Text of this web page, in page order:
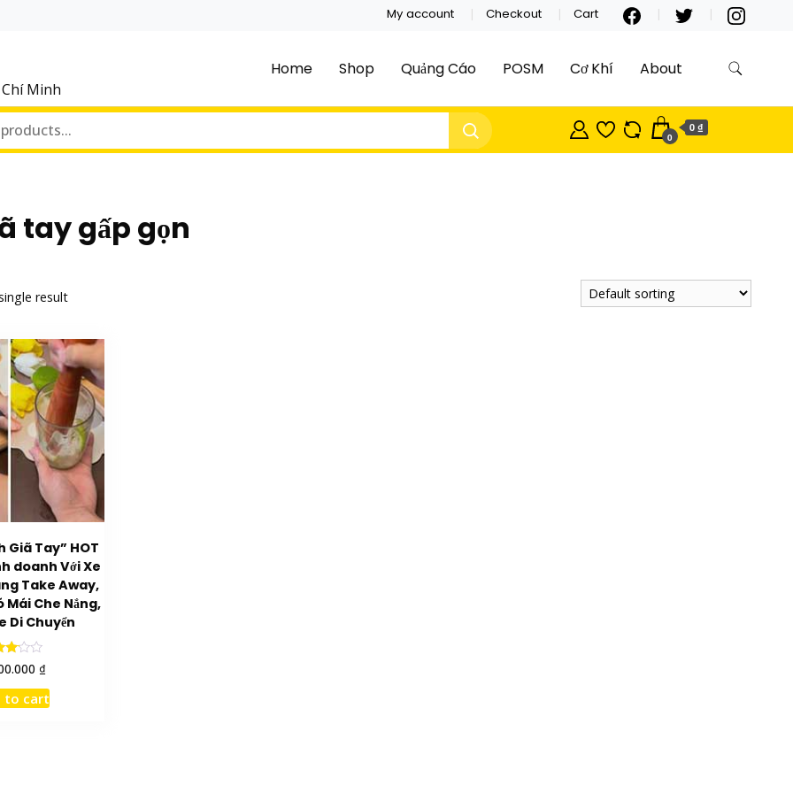
My account Checkout Cart
Minh
Home Shop Quảng Cáo POSM Cơ Khí About
0
0 ₫
tay gấp gọn
result
Giã Tay” HOT
doanh Với Xe
Take Away,
Mái Che Nắng,
Di Chuyển
of
₫
to cart